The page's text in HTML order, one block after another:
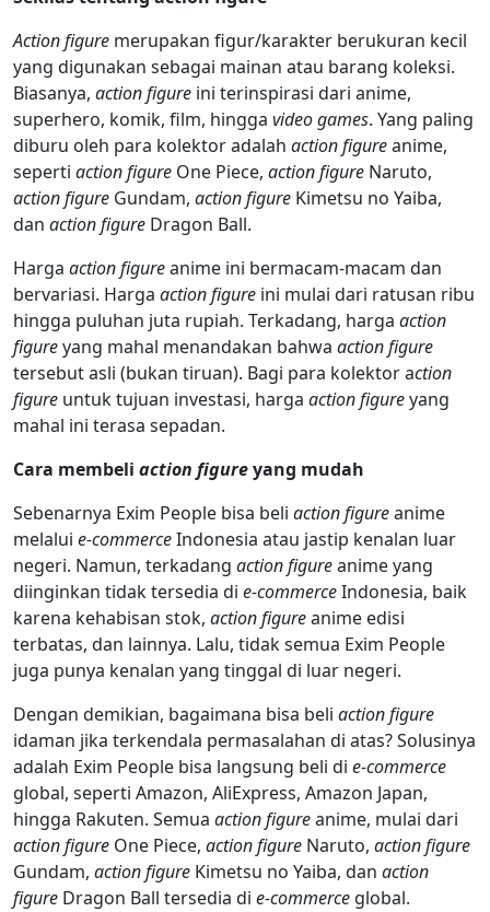
Action figure merupakan figur/karakter berukuran kecil
yang digunakan sebagai mainan atau barang koleksi.
Biasanya, action figure ini terinspirasi dari anime,
superhero, komik, film, hingga video games. Yang paling
diburu oleh para kolektor adalah action figureanime,
seperti action figure One Piece, action figure Naruto,
action figure Gundam, action figure Kimetsu no Yaiba,
dan action figure Dragon Ball.
Harga action figureanime ini bermacam-macam dan
bervariasi. Harga action figure ini mulai dari ratusan ribu
hingga puluhan juta rupiah. Terkadang, harga action
figureyang mahal menandakan bahwa action figure
tersebut asli (bukan tiruan). Bagi para kolektor action
figure untuk tujuan investasi, harga action figureyang
mahal ini terasa sepadan.
Cara membeli action figureyang mudah
Sebenarnya Exim People bisa beli action figureanime
melalui e-commerceIndonesia atau jastip kenalan luar
negeri. Namun, terkadang action figureanime yang
diinginkan tidak tersedia di e-commerceIndonesia, baik
karena kehabisan stok, action figureanime edisi
terbatas, dan lainnya. Lalu, tidak semua Exim People
juga punya kenalan yang tinggal di luar negeri.
Dengan demikian, bagaimana bisa beli action figure
idaman jika terkendala permasalahan di atas? Solusinya
adalah Exim People bisa langsung beli di e-commerce
global, seperti Amazon, AliExpress, Amazon Japan,
hingga Rakuten. Semua action figureanime, mulai dari
action figure One Piece, action figure Naruto, action figure
Gundam, action figure Kimetsu no Yaiba, dan action
figure Dragon Ball tersedia di e-commerce global.